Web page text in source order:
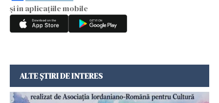
și în aplicațiile mobile
ALTE ȘTIRI DE INTERES